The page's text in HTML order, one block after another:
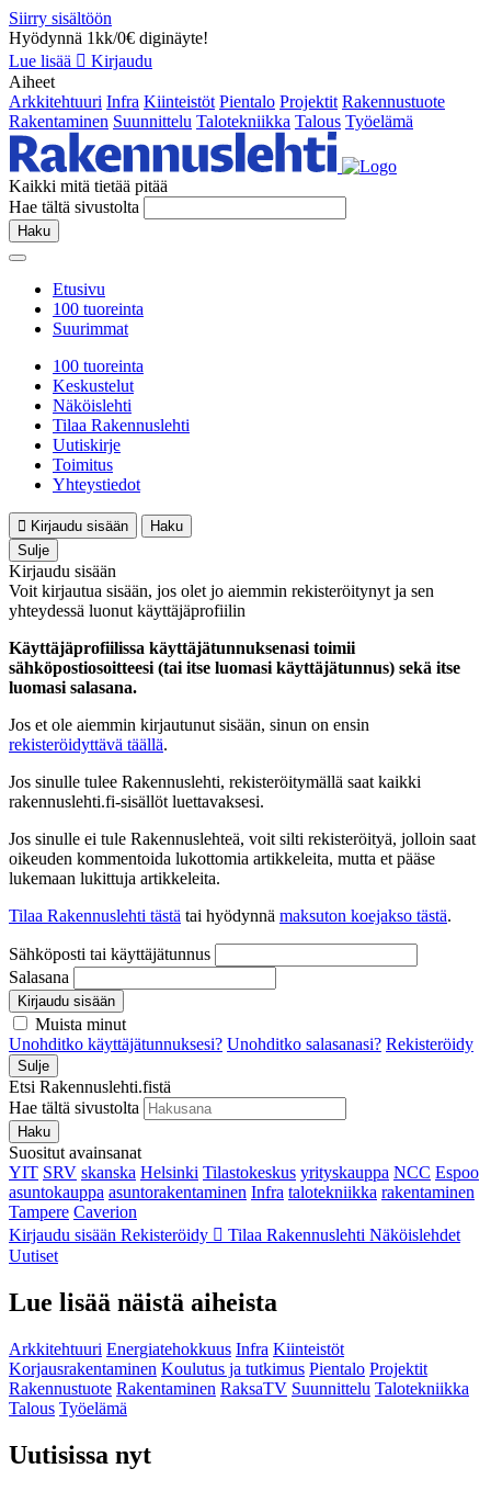
Siirry sisältöön
Hyödynnä 1kk/0€ diginäyte!
Lue lisää
Kirjaudu
Aiheet
Arkkitehtuuri Infra Kiinteistöt Pientalo Projektit Rakennustuote
Rakentaminen Suunnittelu Talotekniikka Talous Työelämä
Kaikki mitä tietää pitää
Hae tältä sivustolta
Haku
Etusivu
100 tuoreinta
Suurimmat
100 tuoreinta
Keskustelut
Näköislehti
Tilaa Rakennuslehti
Uutiskirje
Toimitus
Yhteystiedot
Kirjaudu sisään
Haku
Sulje
Kirjaudu sisään
Voit kirjautua sisään, jos olet jo aiemmin rekisteröitynyt ja sen
yhteydessä luonut käyttäjäprofiilin
Käyttäjäprofiilissa käyttäjätunnuksenasi toimii
sähköpostiosoitteesi (tai itse luomasi käyttäjätunnus) sekä itse
luomasi salasana.
Jos et ole aiemmin kirjautunut sisään, sinun on ensin
rekisteröidyttävä täällä.
Jos sinulle tulee Rakennuslehti, rekisteröitymällä saat kaikki
rakennuslehti.fi-sisällöt luettavaksesi.
Jos sinulle ei tule Rakennuslehteä, voit silti rekisteröityä, jolloin saat
oikeuden kommentoida lukottomia artikkeleita, mutta et pääse
lukemaan lukittuja artikkeleita.
Tilaa Rakennuslehti tästä tai hyödynnä maksuton koejakso tästä.
Sähköposti tai käyttäjätunnus
Salasana
Kirjaudu sisään
Muista minut
Unohditko käyttäjätunnuksesi? Unohditko salasanasi? Rekisteröidy
Sulje
Etsi Rakennuslehti.fistä
Hae tältä sivustolta
Haku
Suositut avainsanat
YIT SRV skanska Helsinki Tilastokeskus yrityskauppa NCC Espoo
asuntokauppa asuntorakentaminen Infra talotekniikka rakentaminen
Tampere Caverion
Kirjaudu sisään Rekisteröidy Tilaa Rakennuslehti Näköislehdet
Uutiset
Lue lisää näistä aiheista
Arkkitehtuuri Energiatehokkuus Infra Kiinteistöt
Korjausrakentaminen Koulutus ja tutkimus Pientalo Projektit
Rakennustuote Rakentaminen RaksaTV Suunnittelu Talotekniikka
Talous Työelämä
Uutisissa nyt